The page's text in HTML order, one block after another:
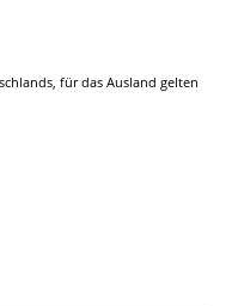
für das Ausland gelten